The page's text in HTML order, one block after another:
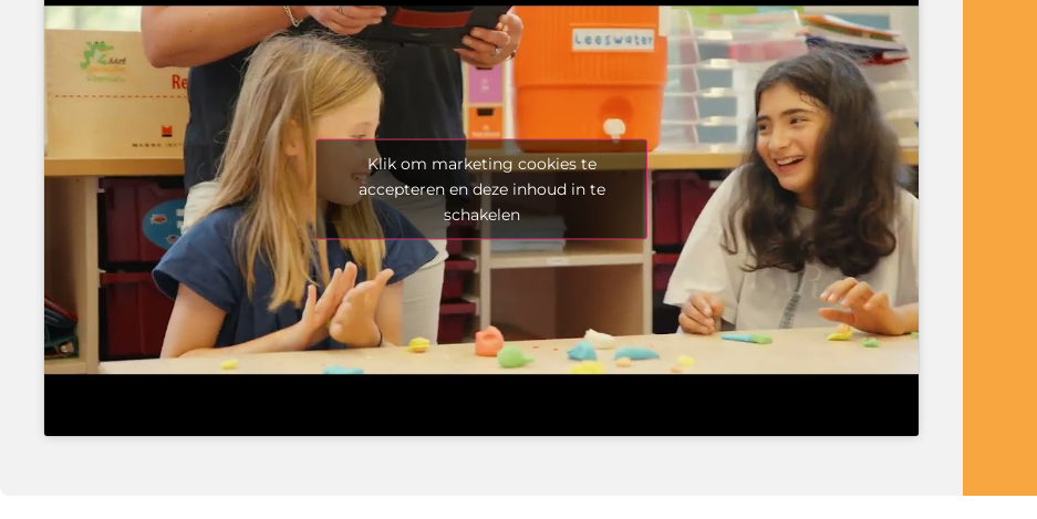
Klik om marketing cookies te
accepteren en deze inhoud in te
schakelen